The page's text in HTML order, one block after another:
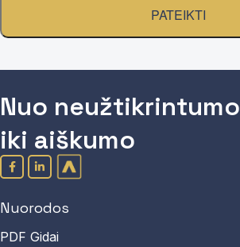
Nuo neužtikrintumo
iki aiškumo
Nuorodos
PDF Gidai